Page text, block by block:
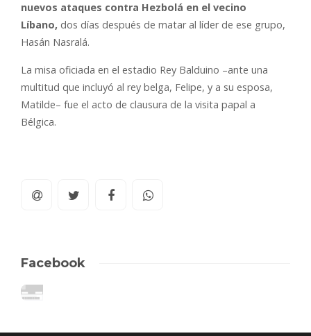
nuevos ataques contra Hezbolá en el vecino
Líbano, dos días después de matar al líder de ese grupo,
Hasán Nasralá.
La misa oficiada en el estadio Rey Balduino –ante una
multitud que incluyó al rey belga, Felipe, y a su esposa,
Matilde– fue el acto de clausura de la visita papal a
Bélgica.
Facebook